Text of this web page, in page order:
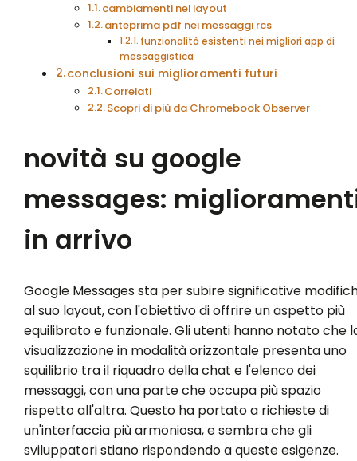
cambiamenti nel layout
anteprima pdf nei messaggi rcs
funzionalità esistenti nei migliori app di
messaggistica
conclusioni sui miglioramenti futuri
Correlati
Scopri di più da Chromebook Observer
novità su google
messages:
in arrivo
Google Messages sta per subire significative
al suo layout, con l'obiettivo di offrire un aspetto più
equilibrato e funzionale. Gli utenti hanno notato che
visualizzazione in modalità orizzontale presenta uno
squilibrio tra il riquadro della chat e l'elenco dei
messaggi, con una parte che occupa più spazio
rispetto all'altra. Questo ha portato a richieste di
un'interfaccia più armoniosa, e sembra che gli
sviluppatori stiano rispondendo a queste esigenze.